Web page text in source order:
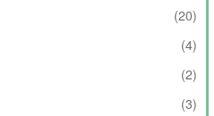
(20)
(4)
(2)
(3)